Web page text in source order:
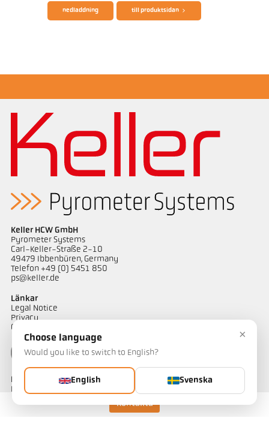
Kontakta
applikationsrapport CellaAsphalt
nedladdning till produktsidan
Keller HCW GmbH
Pyrometer Systems
Carl-Keller-Straße 2-10
49479 Ibbenbüren, Germany
Telefon +49 (0) 5451 850
ps@keller.de
Länkar
Legal Notice
Privacy
GTC
Kontakt
Har du frågor om våra temperaturmätningslösningar? Vårt team
×
Choose language
Would you like to switch to English?
English Svenska